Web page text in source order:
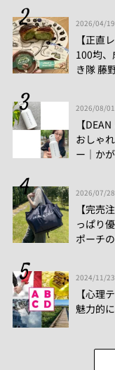
2026/04/19
【正直
100均
き隊 藤
2026/08/01
【
おしゃ
ー│か
2026/07/28
【完売
っぱり
ポーチ
2024/11/23
【心理
魅力的